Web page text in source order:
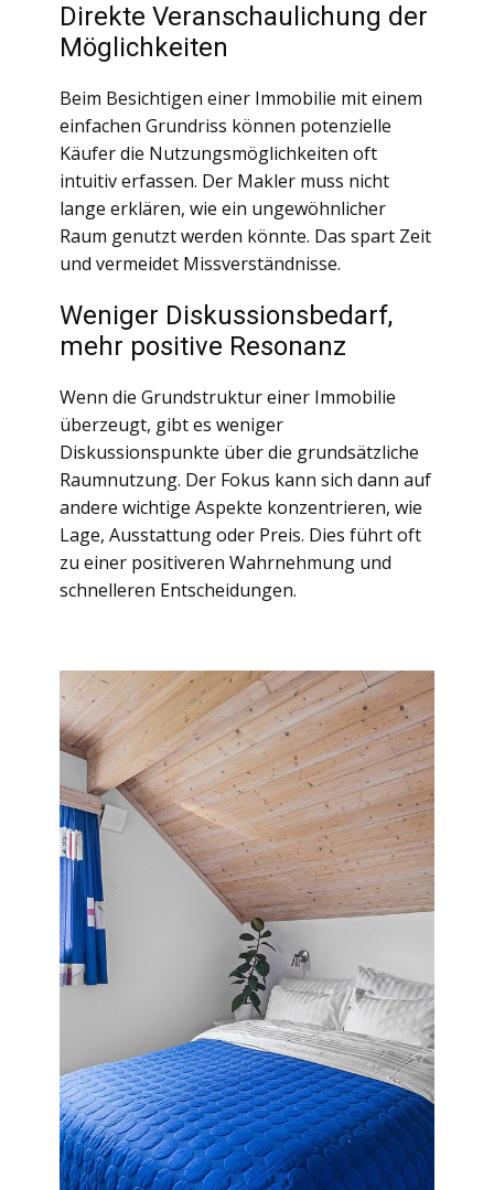
Direkte Veranschaulichung der
Möglichkeiten
Beim Besichtigen einer Immobilie mit einem
einfachen Grundriss können potenzielle
Käufer die Nutzungsmöglichkeiten oft
intuitiv erfassen. Der Makler muss nicht
lange erklären, wie ein ungewöhnlicher
Raum genutzt werden könnte. Das spart Zeit
und vermeidet Missverständnisse.
Weniger Diskussionsbedarf,
mehr positive Resonanz
Wenn die Grundstruktur einer Immobilie
überzeugt, gibt es weniger
Diskussionspunkte über die grundsätzliche
Raumnutzung. Der Fokus kann sich dann auf
andere wichtige Aspekte konzentrieren, wie
Lage, Ausstattung oder Preis. Dies führt oft
zu einer positiveren Wahrnehmung und
schnelleren Entscheidungen.